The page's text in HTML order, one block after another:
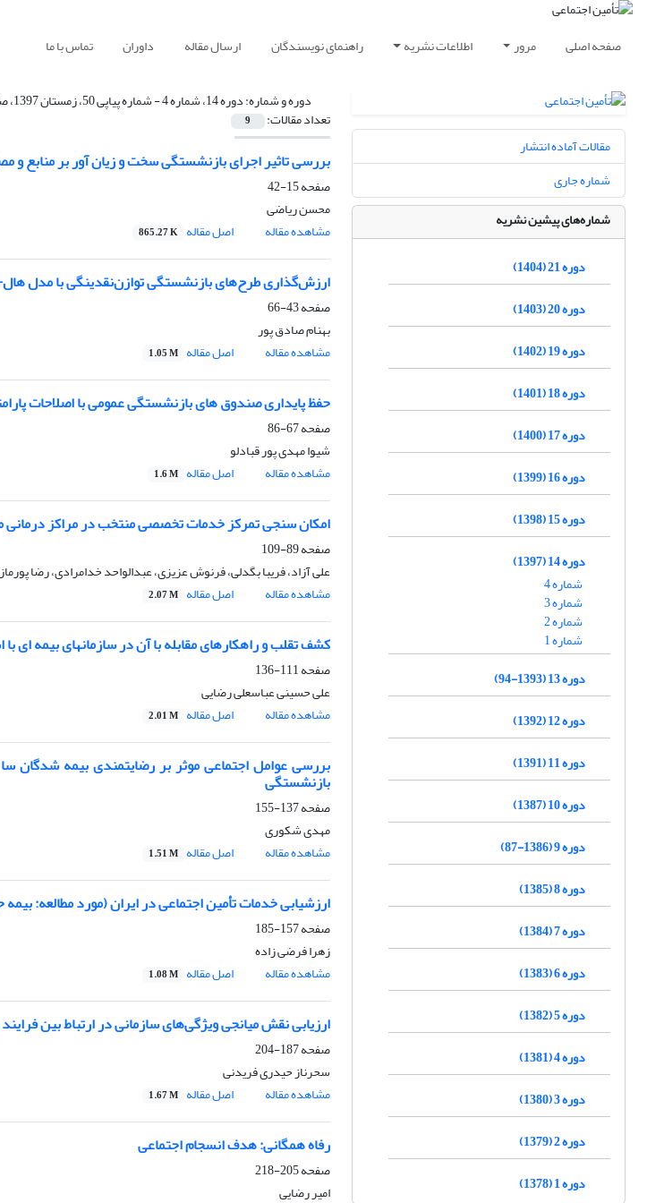
صفحه اصلی مرور اطلاعات نشریه راهنمای نویسندگان ارسال مقاله داوران تماس با ما
دوره و شماره:دوره 14، شماره 4 - شماره پیاپی 50، زمستان 1397، صفحه 1-246
تعداد مقالات: 9
بررسی تاثیر اجرای بازنشستگی سخت و زیان آور بر منابع و
صفحه15-42
محسن ریاضی
مشاهده مقاله
اصل مقاله 865.27 K
ارزش‌گذاری طرح‌های بازنشستگی توازن‌نقدینگی با مدل
صفحه43-66
بهنام صادق پور
مشاهده مقاله
اصل مقاله 1.05 M
حفظ پایداری صندوق های بازنشستگی عمومی با اصلاحات
صفحه67-86
شیوا مهدی پور قبادلو
مشاهده مقاله
اصل مقاله 1.6 M
امکان سنجی تمرکز خدمات تخصصی منتخب در مراکز درمانی
صفحه89-109
علی آزاد، فریبا بگدلی، فرنوش عزیزی، عبدالواحد خدامرادی، رضا
مشاهده مقاله
اصل مقاله 2.07 M
کشف تقلب و راهکارهای مقابله با آن در سازمانهای بیمه ای
صفحه111-136
علی حسینی عباسعلی رضایی
مشاهده مقاله
اصل مقاله 2.01 M
بررسی عوامل اجتماعی موثر بر رضایتمندی بیمه شدگان
بازنشستگی
صفحه137-155
مهدی شکوری
مشاهده مقاله
اصل مقاله 1.51 M
ارزشیابی خدمات تأمین اجتماعی در ایران (مورد مطالعه:
صفحه157-185
زهرا فرضی زاده
مشاهده مقاله
اصل مقاله 1.08 M
ارزیابی نقش میانجی ویژگی‌های سازمانی در ارتباط بین
صفحه187-204
سحرناز حیدری فریدنی
مشاهده مقاله
اصل مقاله 1.67 M
رفاه همگانی: هدف انسجام اجتماعی
صفحه205-218
امیر رضایی
مقالات آماده انتشار
شماره جاری
شماره‌های پیشین نشریه
دوره 21 (1404)
دوره 20 (1403)
دوره 19 (1402)
دوره 18 (1401)
دوره 17 (1400)
دوره 16 (1399)
دوره 15 (1398)
دوره 14 (1397)
شماره 4
شماره 3
شماره 2
شماره 1
دوره 13 (1393-94)
دوره 12 (1392)
دوره 11 (1391)
دوره 10 (1387)
دوره 9 (1386-87)
دوره 8 (1385)
دوره 7 (1384)
دوره 6 (1383)
دوره 5 (1382)
دوره 4 (1381)
دوره 3 (1380)
دوره 2 (1379)
دوره 1 (1378)